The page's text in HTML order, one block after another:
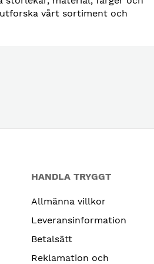
vårt sortiment och
HANDLA TRYGGT
Allmänna villkor
Leveransinformation
Betalsätt
Reklamation och